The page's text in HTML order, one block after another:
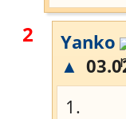
2
Yanko
▲
1.